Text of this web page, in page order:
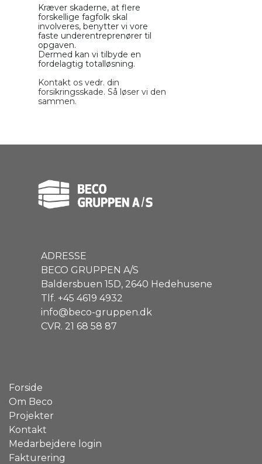
Kræver skaderne, at flere
forskellige fagfolk skal
involveres, benytter vi vore
faste underentreprenører til
opgaven.
Dermed kan vi tilbyde en
fordelagtig totalløsning.
Kontakt os vedr. din
forsikringsskade. Så løser vi den
sammen.
ADRESSE
BECO GRUPPEN A/S
Baldersbuen 15D, 2640 Hedehusene
Tlf. +45 4619 4932
info@beco-gruppen.dk
CVR. 21 68 58 87
Forside
Om Beco
Projekter
Kontakt
Medarbejdere login
Fakturering